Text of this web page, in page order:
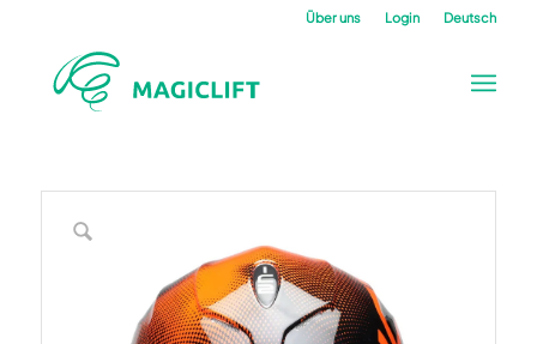
Über uns Login Deutsch